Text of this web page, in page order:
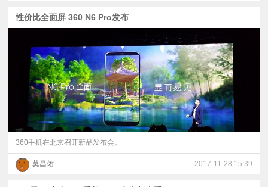
性价比全面屏 360 N6 Pro发布
360手机在北京召开新品发布会。
莫昌佑 2017-11-28 15:39